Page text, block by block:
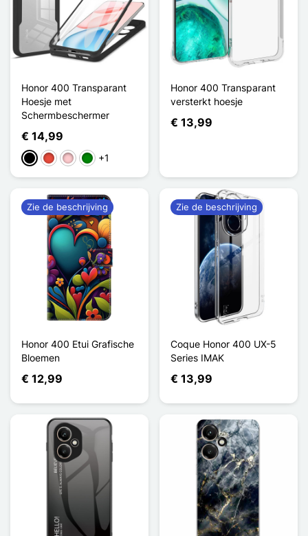
Honor 400 Transparant
Hoesje met
Schermbeschermer
€ 14,99
ZwartRoodRozeGroen
+1
Honor 400 Transparant
versterkt hoesje
€ 13,99
Honor 400 Etui Grafische
Bloemen
€ 12,99
Zie de beschrijving
Coque Honor 400 UX-5
Series IMAK
€ 13,99
Zie de beschrijving